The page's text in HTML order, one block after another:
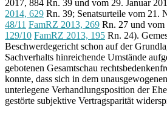
2017, 884 Rn. 39 und vom 29. Januar
2014, 629 Rn. 39; Senatsurteile vom 21.
48/11 FamRZ 2013, 269 Rn. 27 und
129/10 FamRZ 2013, 195 Rn. 24).
Beschwerdegericht schon auf der
Sachverhalts hinreichende Umstände
gebotenen Gesamtschau
konnte, dass sich in dem
unterlegene Verhandlungsposition der
gestörte subjektive Vertragsparität